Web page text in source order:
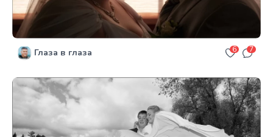
Глаза в глаза 6 7